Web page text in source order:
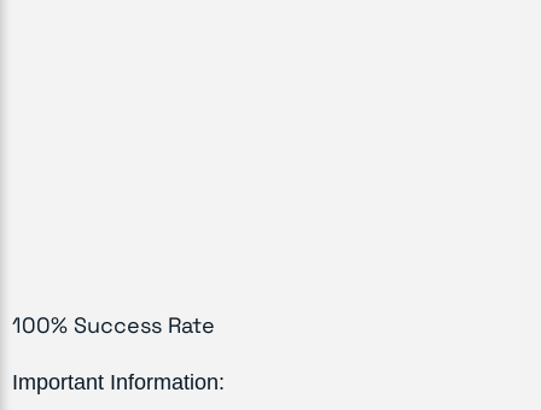
100% Success Rate
Important Information: